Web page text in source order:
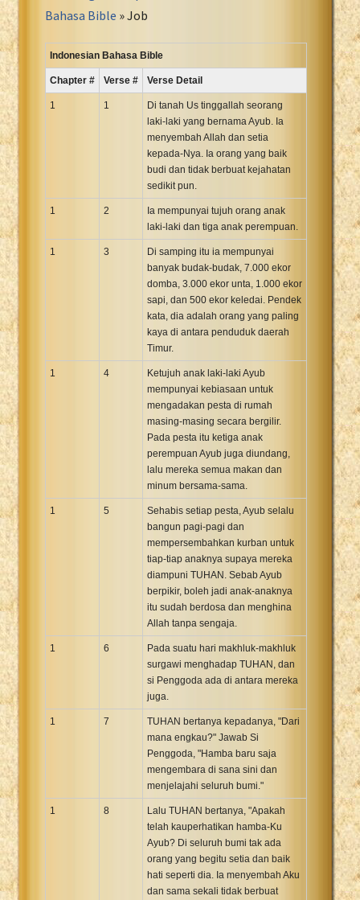
Russian Synodal 1876 Bible
Russian Synodal Bible Win-1251
Spanish RV 1909 Bible
Spanish Sag. Escrituras 1569
Swahili New Testament
Tagalog John and James
Xhosa Bible
Bahasa Bible » Job
Indonesian Bahasa Bible
Chapter # Verse # Verse Detail
1 1
Di tanah Us tinggallah seorang
laki-laki yang bernama Ayub. Ia
menyembah Allah dan setia
kepada-Nya. Ia orang yang baik
budi dan tidak berbuat kejahatan
sedikit pun.
1 2
Ia mempunyai tujuh orang anak
laki-laki dan tiga anak perempuan.
1 3
Di samping itu ia mempunyai
banyak budak-budak, 7.000 ekor
domba, 3.000 ekor unta, 1.000 ekor
sapi, dan 500 ekor keledai. Pendek
kata, dia adalah orang yang paling
kaya di antara penduduk daerah
Timur.
1 4
Ketujuh anak laki-laki Ayub
mempunyai kebiasaan untuk
mengadakan pesta di rumah
masing-masing secara bergilir.
Pada pesta itu ketiga anak
perempuan Ayub juga diundang,
lalu mereka semua makan dan
minum bersama-sama.
1 5
Sehabis setiap pesta, Ayub selalu
bangun pagi-pagi dan
mempersembahkan kurban untuk
tiap-tiap anaknya supaya mereka
diampuni TUHAN. Sebab Ayub
berpikir, boleh jadi anak-anaknya
itu sudah berdosa dan menghina
Allah tanpa sengaja.
1 6
Pada suatu hari makhluk-makhluk
surgawi menghadap TUHAN, dan
si Penggoda ada di antara mereka
juga.
1 7
TUHAN bertanya kepadanya, "Dari
mana engkau?" Jawab Si
Penggoda, "Hamba baru saja
mengembara di sana sini dan
menjelajahi seluruh bumi."
1 8
Lalu TUHAN bertanya, "Apakah
telah kauperhatikan hamba-Ku
Ayub? Di seluruh bumi tak ada
orang yang begitu setia dan baik
hati seperti dia. Ia menyembah Aku
dan sama sekali tidak berbuat